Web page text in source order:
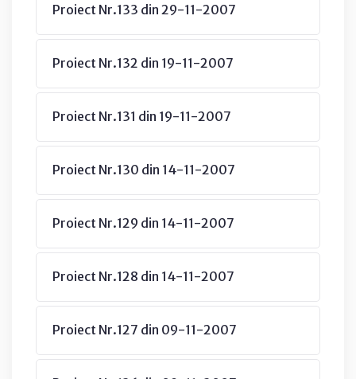
Proiect Nr.133 din 29-11-2007
Proiect Nr.132 din 19-11-2007
Proiect Nr.131 din 19-11-2007
Proiect Nr.130 din 14-11-2007
Proiect Nr.129 din 14-11-2007
Proiect Nr.128 din 14-11-2007
Proiect Nr.127 din 09-11-2007